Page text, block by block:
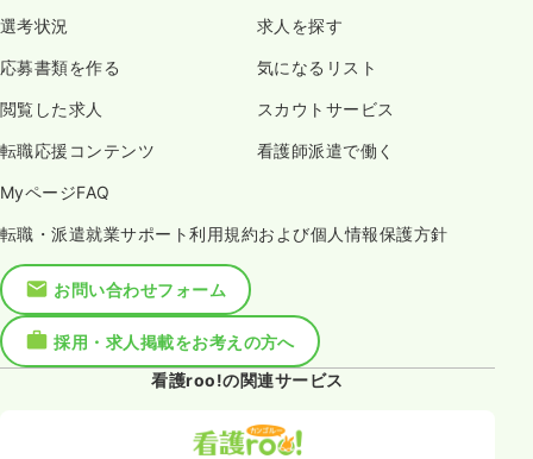
選考状況 求人を探す
応募書類を作る 気になるリスト
閲覧した求人 スカウトサービス
転職応援コンテンツ 看護師派遣で働く
MyページFAQ
転職・派遣就業サポート利用規約および個人情報保護方針
お問い合わせフォーム
採用・求人掲載をお考えの方へ
看護roo!の関連サービス